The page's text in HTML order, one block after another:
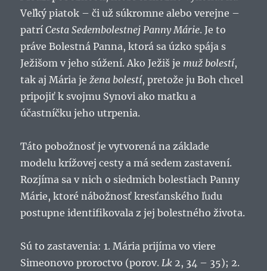
Veľký piatok – či už súkromne alebo verejne –
patríCesta Sedembolestnej Panny Márie. Je to
práve Bolestná Panna, ktorá sa úzko spája s
Ježišom v jeho súžení. Ako Ježiš je muž bolestí,
tak aj Mária ježena bolestí, pretože ju Boh chcel
pripojiť k svojmu Synovi ako matku a
účastníčku jeho utrpenia.
Táto pobožnosť je vytvorená na základe
modelu krížovej cesty a má sedem zastavení.
Rozjíma sa v nich o siedmich bolestiach Panny
Márie, ktoré nábožnosť kresťanského ľudu
postupne identifikovala z jej bolestného života.
Sú to zastavenia: 1. Mária prijíma vo viere
Simeonovo proroctvo (porov.Lk 2, 34 – 35); 2.